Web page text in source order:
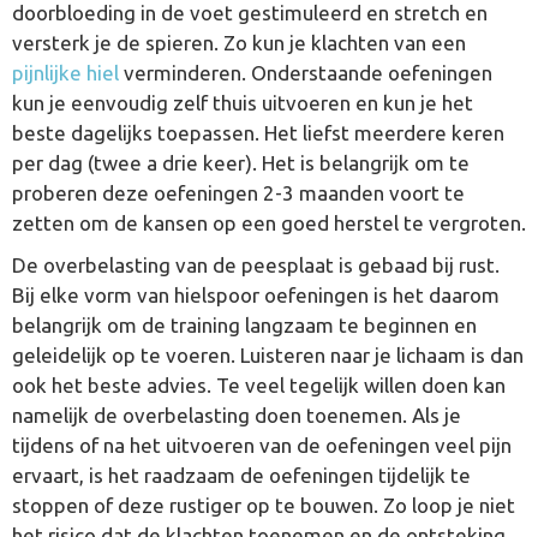
doorbloeding in de voet gestimuleerd en stretch en
versterk je de spieren. Zo kun je klachten van een
pijnlijke hiel verminderen. Onderstaande oefeningen
kun je eenvoudig zelf thuis uitvoeren en kun je het
beste dagelijks toepassen. Het liefst meerdere keren
per dag (twee a drie keer). Het is belangrijk om te
proberen deze oefeningen 2-3 maanden voort te
zetten om de kansen op een goed herstel te vergroten.
De overbelasting van de peesplaat is gebaad bij rust.
Bij elke vorm van hielspoor oefeningen is het daarom
belangrijk om de training langzaam te beginnen en
geleidelijk op te voeren. Luisteren naar je lichaam is dan
ook het beste advies. Te veel tegelijk willen doen kan
namelijk de overbelasting doen toenemen. Als je
tijdens of na het uitvoeren van de oefeningen veel pijn
ervaart, is het raadzaam de oefeningen tijdelijk te
stoppen of deze rustiger op te bouwen. Zo loop je niet